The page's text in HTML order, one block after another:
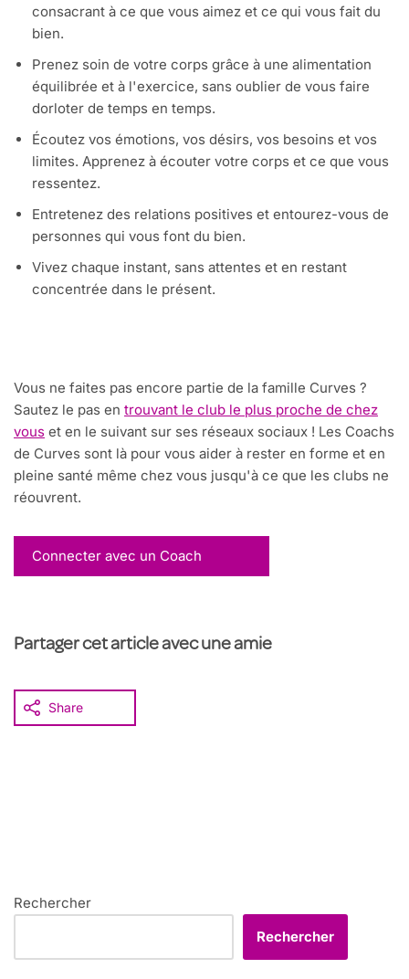
consacrant à ce que vous aimez et ce qui vous fait du
bien.
Prenez soin de votre corps grâce à une alimentation
équilibrée et à l'exercice, sans oublier de vous faire
dorloter de temps en temps.
Écoutez vos émotions, vos désirs, vos besoins et vos
limites. Apprenez à écouter votre corps et ce que vous
ressentez.
Entretenez des relations positives et entourez-vous de
personnes qui vous font du bien.
Vivez chaque instant, sans attentes et en restant
concentrée dans le présent.
Vous ne faites pas encore partie de la famille Curves ?
Sautez le pas en trouvant le club le plus proche de chez
vous et en le suivant sur ses réseaux sociaux ! Les Coachs
de Curves sont là pour vous aider à rester en forme et en
pleine santé même chez vous jusqu'à ce que les clubs ne
réouvrent.
Connecter avec un Coach
Partager cet article avec une amie
Share
Rechercher
Rechercher